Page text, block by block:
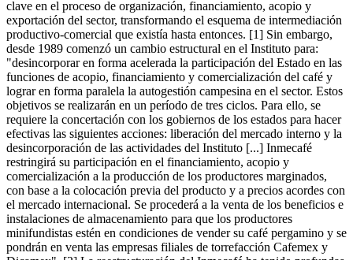
clave en el proceso de organización, financiamiento, acopio y
exportación del sector, transformando el esquema de intermediación
productivo-comercial que existía hasta entonces. [1] Sin embargo,
desde 1989 comenzó un cambio estructural en el Instituto para:
"desincorporar en forma acelerada la participación del Estado en las
funciones de acopio, financiamiento y comercialización del café y
lograr en forma paralela la autogestión campesina en el sector. Estos
objetivos se realizarán en un período de tres ciclos. Para ello, se
requiere la concertación con los gobiernos de los estados para hacer
efectivas las siguientes acciones: liberación del mercado interno y la
desincorporación de las actividades del Instituto [...] Inmecafé
restringirá su participación en el financiamiento, acopio y
comercialización a la producción de los productores marginados,
con base a la colocación previa del producto y a precios acordes con
el mercado internacional. Se procederá a la venta de los beneficios e
instalaciones de almacenamiento para que los productores
minifundistas estén en condiciones de vender su café pergamino y se
pondrán en venta las empresas filiales de torrefacción Cafemex y